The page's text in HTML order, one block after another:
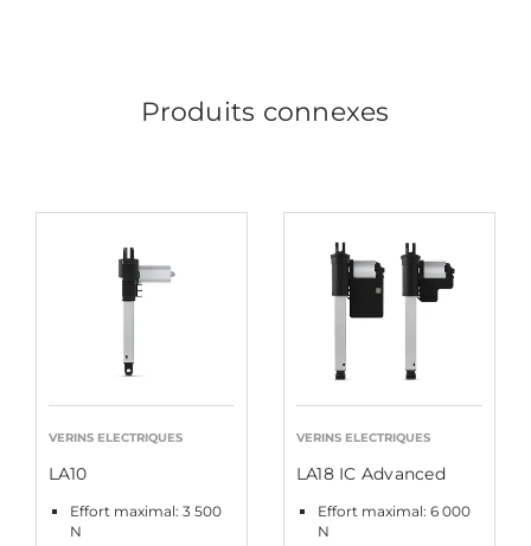
Produits connexes
VERINS ELECTRIQUES
LA10
Effort maximal: 3 500
N
VERINS ELECTRIQUES
LA18 IC Advanced
Effort maximal: 6 000
N